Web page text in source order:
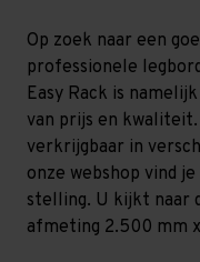
Op zoek naar een
professionele
Easy Rack is
van prijs en
verkrijgbaar in
onze webshop vind
stelling. U kijkt naar
afmeting 2.500 mm